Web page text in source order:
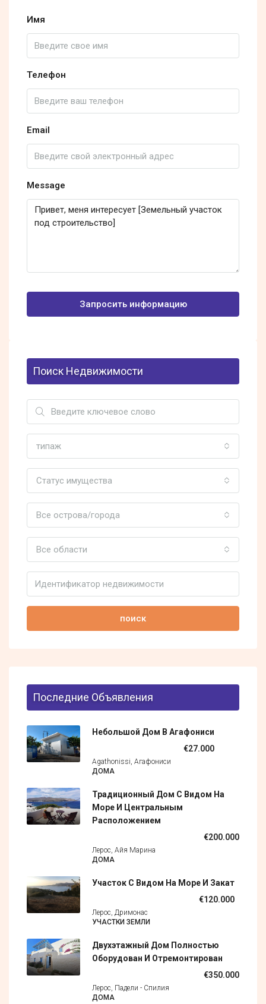
Имя
Телефон
Email
Message
Запросить информацию
Поиск Недвижимости
типаж
Статус имущества
Все острова/города
Все области
поиск
Последние Объявления
Небольшой Дом В Агафониси
€27.000
Agathonissi, Агафониси
ДОМА
Традиционный Дом С Видом На
Море И Центральным
Расположением
€200.000
Лерос, Айя Марина
ДОМА
Участок С Видом На Море И Закат
€120.000
Лерос, Дримонас
УЧАСТКИ ЗЕМЛИ
Двухэтажный Дом Полностью
Оборудован И Отремонтирован
€350.000
Лерос, Падели - Спилия
ДОМА